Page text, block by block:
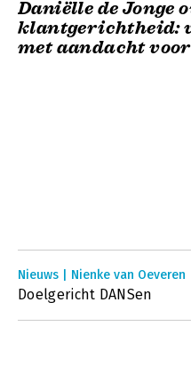
Daniëlle de Jonge
klantgerichtheid:
met aandacht
Nieuws | Nienke van Oeveren
Doelgericht DANSen